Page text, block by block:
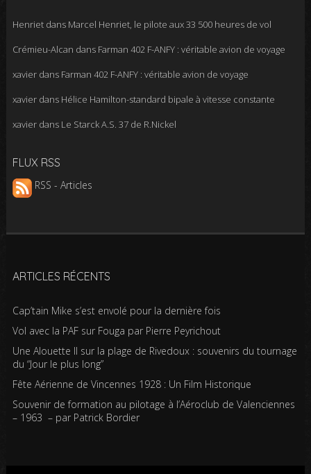
Henrietdans Marcel Henriet, le pilote aux 33 500 heures de vol
Crémieu-Alcan dans Farman 402 F-ANFY : véritable avion de voyage
xavierdans Farman 402 F-ANFY : véritable avion de voyage
xavierdans Hélice Hamilton-standard bipale à vitesse constante
xavierdans Le Starck A.S. 37 de R.Nickel
FLUX RSS
RSS - Articles
ARTICLES RÉCENTS
Cap’tain Mike s’est envolé pour la dernière fois
Vol avec la PAF sur Fouga par Pierre Peyrichout
Une Alouette II sur la plage de Rivedoux : souvenirs du tournage
du “Jour le plus long”
Fête Aérienne de Vincennes 1928 : Un Film Historique
Souvenir de formation au pilotage à l’Aéroclub de Valenciennes
– 1963 – par Patrick Bordier